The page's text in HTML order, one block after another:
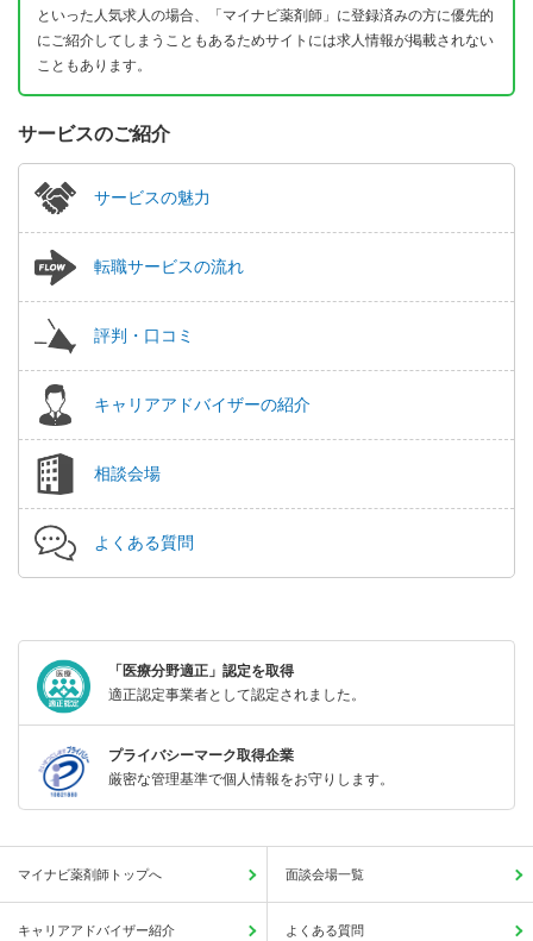
といった人気求人の場合、「マイナビ薬剤師」に登録済みの方に優先的
にご紹介してしまうこともあるためサイトには求人情報が掲載されない
こともあります。
サービスのご紹介
サービスの魅力
転職サービスの流れ
評判・口コミ
キャリアアドバイザーの紹介
相談会場
よくある質問
「医療分野適正」認定を取得
適正認定事業者として認定されました。
プライバシーマーク取得企業
厳密な管理基準で個人情報をお守りします。
マイナビ薬剤師トップへ 面談会場一覧
キャリアアドバイザー紹介 よくある質問